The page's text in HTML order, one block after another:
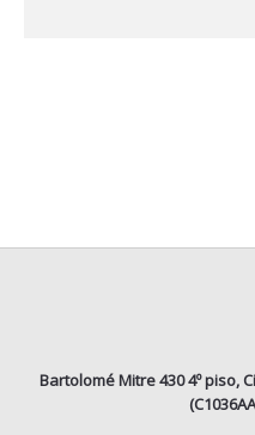
Bartolomé Mitre 430 4º piso,